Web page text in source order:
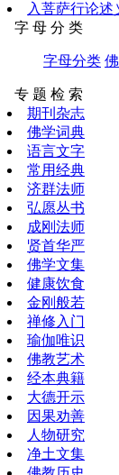
入菩萨行论述
字 母 分 类
字母分类
专 题 检 索
期刊杂志
佛学词典
语言文字
常用经典
济群法师
弘愿丛书
成刚法师
贤首华严
佛学文集
健康饮食
金刚般若
禅修入门
瑜伽唯识
佛教艺术
经本典籍
大德开示
因果劝善
人物研究
净土文集